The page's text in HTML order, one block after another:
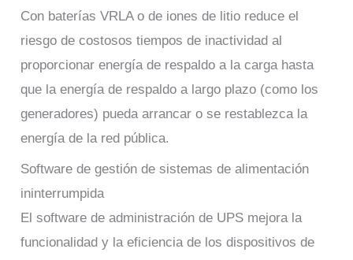
Con baterías VRLA o de iones de litio reduce el
riesgo de costosos tiempos de inactividad al
proporcionar energía de respaldo a la carga hasta
que la energía de respaldo a largo plazo (como los
generadores) pueda arrancar o se restablezca la
energía de la red pública.
Software de gestión de sistemas de alimentación
ininterrumpida
El software de administración de UPS mejora la
funcionalidad y la eficiencia de los dispositivos de